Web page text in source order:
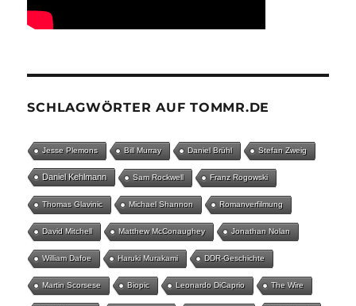
SCHLAGWÖRTER AUF TOMMR.DE
Jesse Plemons Bill Murray Daniel Brühl Stefan Zweig
Daniel Kehlmann Sam Rockwell Franz Rogowski
Thomas Glavinic Michael Shannon Romanverfilmung
David Mitchell Matthew McConaughey Jonathan Nolan
William Dafoe Haruki Murakami DDR-Geschichte
Martin Scorsese Biopic Leonardo DiCaprio The Wire